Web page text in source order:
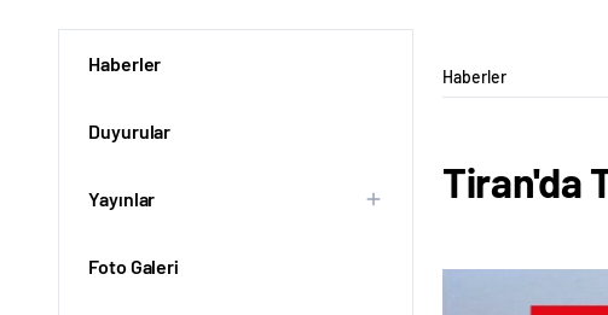
Haberler
Duyurular
Yayınlar
Foto Galeri
Haberler
Tiran'da